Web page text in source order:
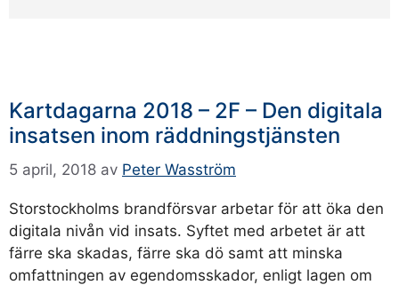
Kartdagarna 2018 – 2F – Den digitala
insatsen inom räddningstjänsten
5 april, 2018 av Peter Wasström
Storstockholms brandförsvar arbetar för att öka den
digitala nivån vid insats. Syftet med arbetet är att
färre ska skadas, färre ska dö samt att minska
omfattningen av egendomsskador, enligt lagen om